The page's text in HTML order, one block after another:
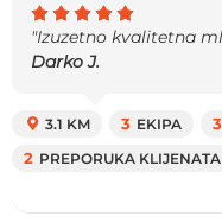
"Izuzetno kvalitetna
Darko J.
3.1 KM 3 EKIPA
2 PREPORUKA KLIJENATA